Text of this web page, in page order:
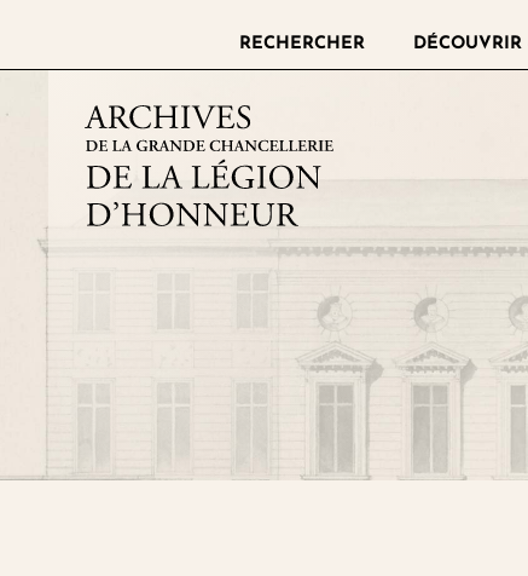
Archives de la grande
RECHERCHER DÉCOUVRIR